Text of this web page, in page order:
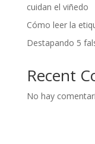
cuidan el viñedo
Cómo leer la
Destapando 5
Recent
No hay